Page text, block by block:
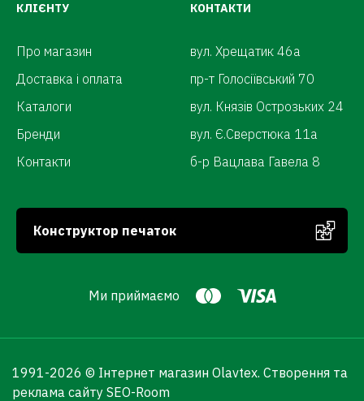
КЛІЄНТУ
Про магазин
Доставка і оплата
Каталоги
Бренди
Контакти
КОНТАКТИ
вул. Хрещатик 46а
пр-т Голосіївський 70
вул. Князів Острозьких 24
вул. Є.Сверстюка 11а
б-р Вацлава Гавела 8
Конструктор печаток
Ми приймаємо
1991-2026 © Інтернет магазин Olavtex. Створення та
реклама сайту SEO-Room